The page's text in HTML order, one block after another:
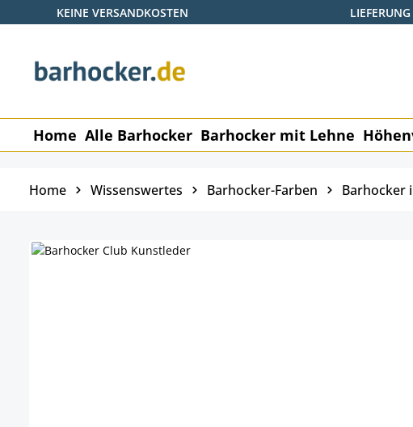
Hauptinhalt springen
Zur Suche springen
Zur Hauptnavigation springen
KEINE VERSANDKOSTEN
Home Alle Barhocker Barhocker mit Lehne
Home Wissenswertes Barhocker-Farben Barhocker